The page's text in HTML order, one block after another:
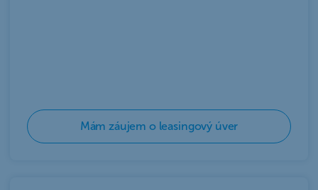
Mám záujem o leasingový úver